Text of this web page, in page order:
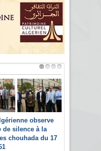
observe
de silence à la
chouhada du 17